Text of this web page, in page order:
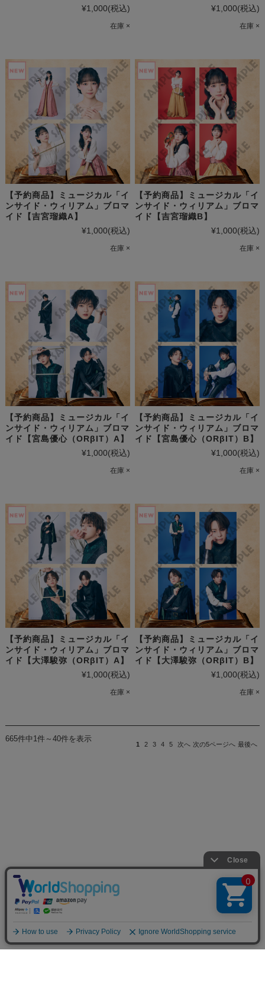
¥1,000(税込)
在庫 ×
¥1,000(税込)
在庫 ×
【予約商品】ミュージカル「イ
ンサイド・ウィリアム」ブロマ
イド【吉宮瑠織A】
¥1,000(税込)
在庫 ×
【予約商品】ミュージカル「イ
ンサイド・ウィリアム」ブロマ
イド【吉宮瑠織B】
¥1,000(税込)
在庫 ×
【予約商品】ミュージカル「イ
ンサイド・ウィリアム」ブロマ
イド【宮島優心（ORβIT）A】
¥1,000(税込)
在庫 ×
【予約商品】ミュージカル「イ
ンサイド・ウィリアム」ブロマ
イド【宮島優心（ORβIT）B】
¥1,000(税込)
在庫 ×
【予約商品】ミュージカル「イ
ンサイド・ウィリアム」ブロマ
イド【大澤駿弥（ORβIT）A】
¥1,000(税込)
在庫 ×
【予約商品】ミュージカル「イ
ンサイド・ウィリアム」ブロマ
イド【大澤駿弥（ORβIT）B】
¥1,000(税込)
在庫 ×
665件中1件～40件を表示
1 2 3 4 5 次へ 次の5ページへ 最後へ